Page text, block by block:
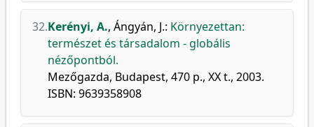
32.Kerényi, A., Ángyán, J.: Környezettan:
természet és társadalom - globális
nézőpontból.
Mezőgazda, Budapest, 470 p., XX t., 2003.
ISBN: 9639358908